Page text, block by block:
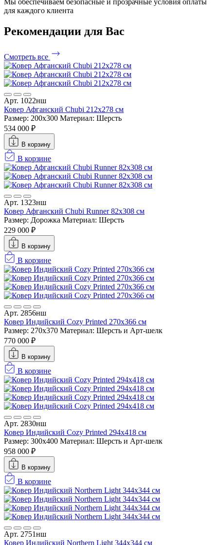
для каждого клиента
Рекомендации для Вас
Смотреть все
Арт. 1022нш
Ковер Афганский Chubi 212x278 см
Размер: 200x300 Материал: Шерсть
534 000 ₽
В корзину
В корзине
Арт. 1323нш
Ковер Афганский Chubi Runner 82x308 см
Размер: Дорожка Материал: Шерсть
229 000 ₽
В корзину
В корзине
Арт. 2856нш
Ковер Индийский Cozy Printed 270x366 см
Размер: 270x370 Материал: Шерсть и Арт-шелк
770 000 ₽
В корзину
В корзине
Арт. 2830нш
Ковер Индийский Cozy Printed 294x418 см
Размер: 300x400 Материал: Шерсть и Арт-шелк
958 000 ₽
В корзину
В корзине
Арт. 2751нш
Ковер Индийский Northern Light 344x344 см